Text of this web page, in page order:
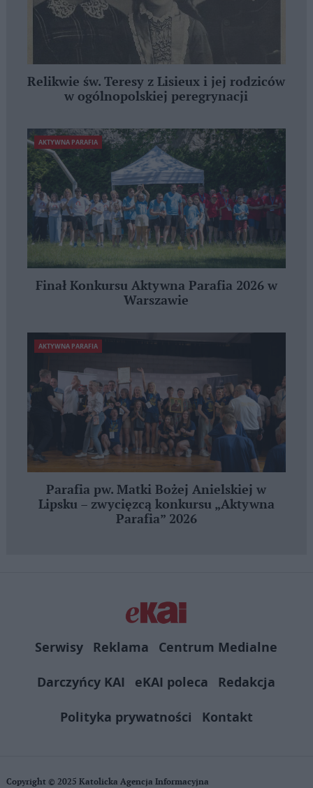
Relikwie św. Teresy z Lisieux i jej rodziców
w ogólnopolskiej peregrynacji
AKTYWNA PARAFIA
Finał Konkursu Aktywna Parafia 2026 w
Warszawie
AKTYWNA PARAFIA
Parafia pw. Matki Bożej Anielskiej w
Lipsku – zwycięzcą konkursu „Aktywna
Parafia” 2026
Serwisy Reklama
Centrum Medialne
Darczyńcy KAI
eKAI poleca
Redakcja
Polityka prywatności
Kontakt
Copyright © 2025 Katolicka Agencja Informacyjna